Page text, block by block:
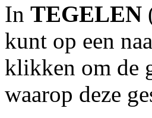
In TEGELEN
kunt op een
klikken om de
waarop deze